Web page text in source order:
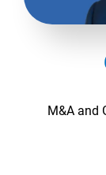
M&A and